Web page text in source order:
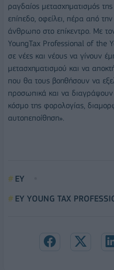
ραγδαίος μετασχηματισμός
επίπεδο, οφείλει, πέρα από την
άνθρωπο στο επίκεντρο. Με
YoungTax Professional of the
σε νέες και νέους να γίνουν
μετασχηματισμού και να
που θα τους βοηθήσουν να
προσωπικά και να διαγράψουν
κόσμο της φορολογίας,
αυτοπεποίθηση».
ΕΥ
ΕΥ YOUNG TAX